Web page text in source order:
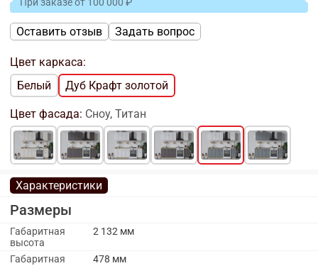
Оставить отзыв Задать вопрос
Цвет каркаса:
Белый
Дуб Крафт золотой
Цвет фасада: Сноу, Титан
Характеристики
Размеры
Габаритная
высота
2 132 мм
Габаритная
478 мм